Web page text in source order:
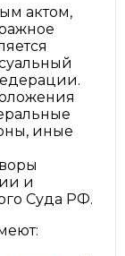
актом,
иные
и
Суда РФ.